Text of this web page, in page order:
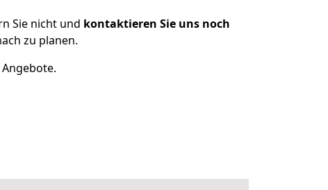
Sie nicht und kontaktieren Sie uns noch
zu planen.